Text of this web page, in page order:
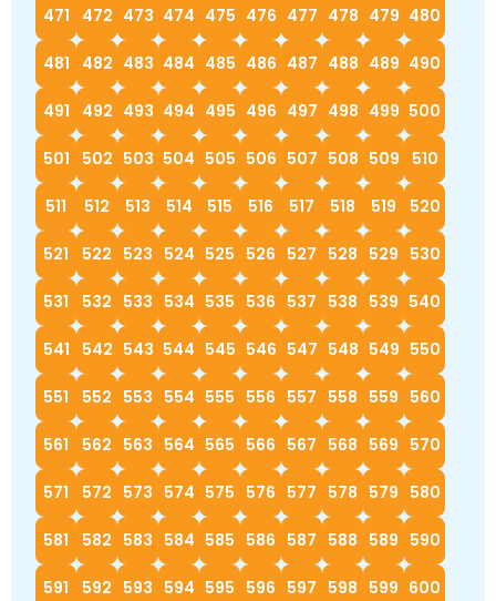
471 472 473 474 475 476 477 478 479 480
481 482 483 484 485 486 487 488 489 490
491 492 493 494 495 496 497 498 499 500
501 502 503 504 505 506 507 508 509 510
511 512 513 514 515 516 517 518 519 520
521 522 523 524 525 526 527 528 529 530
531 532 533 534 535 536 537 538 539 540
541 542 543 544 545 546 547 548 549 550
551 552 553 554 555 556 557 558 559 560
561 562 563 564 565 566 567 568 569 570
571 572 573 574 575 576 577 578 579 580
581 582 583 584 585 586 587 588 589 590
591 592 593 594 595 596 597 598 599 600